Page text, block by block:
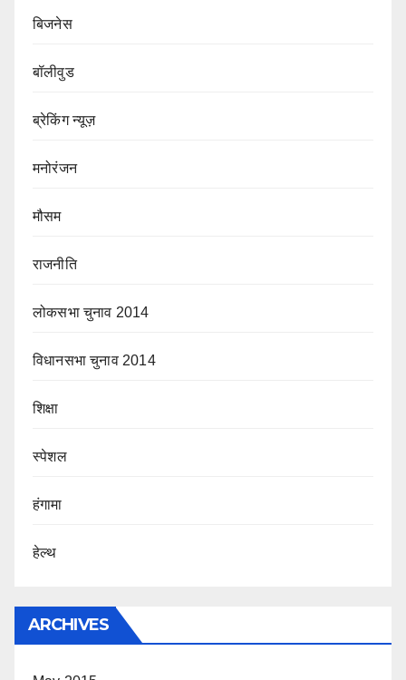
बिजनेस
बॉलीवुड
ब्रेकिंग न्यूज़
मनोरंजन
मौसम
राजनीति
लोकसभा चुनाव 2014
विधानसभा चुनाव 2014
शिक्षा
स्पेशल
हंगामा
हेल्थ
ARCHIVES